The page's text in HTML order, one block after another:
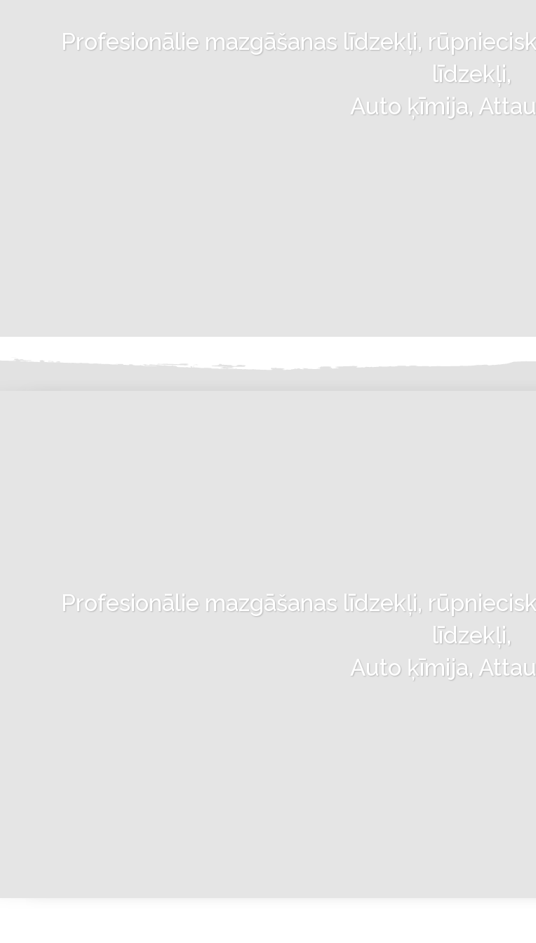
Profesionālie mazgāšanas līdzekļi,
līdzekļi,
Auto ķīmija,
Profesionālie mazgāšanas līdzekļi,
līdzekļi,
Auto ķīmija,